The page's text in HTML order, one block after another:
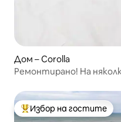
Дом – Corolla
Ремонтирано! На
Най-популярен избор
Избор на гостите